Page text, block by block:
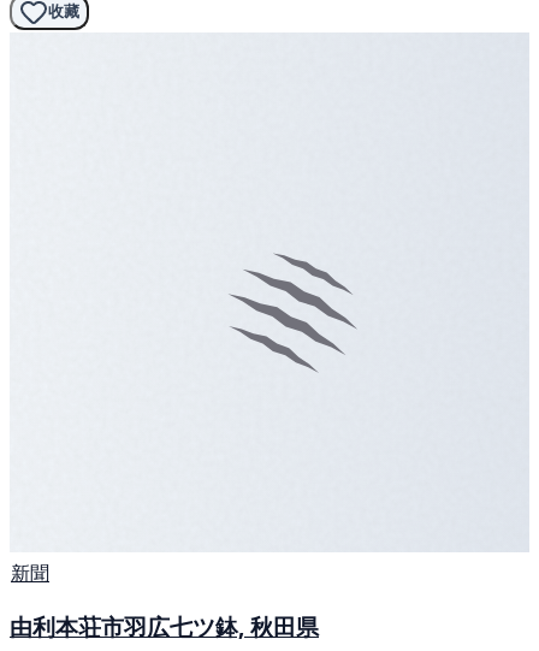
收藏
新聞
由利本荘市羽広七ツ鉢, 秋田県